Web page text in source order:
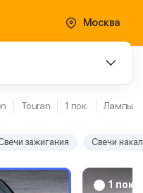
Москва
Touran 1 пок. Лампы
зажигания Свечи
1 пок.